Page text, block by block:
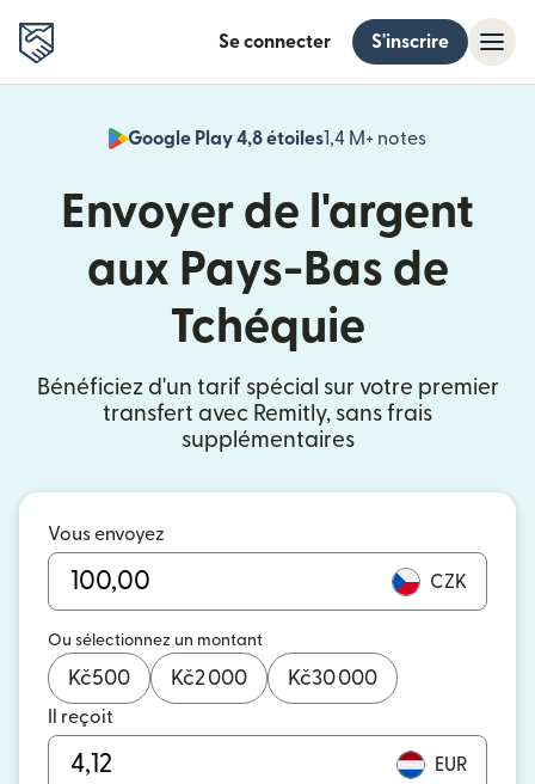
Se connecter S'inscrire
Google Play 4,8 étoiles1,4 M+ notes
Envoyer de l'argent
aux Pays-Bas de
Tchéquie
Bénéficiez d'un tarif spécial sur votre premier
transfert avec Remitly, sans frais
supplémentaires
Vous envoyez
CZK
Ou sélectionnez un montant
Kč500 Kč2 000 Kč30 000
Il reçoit
EUR